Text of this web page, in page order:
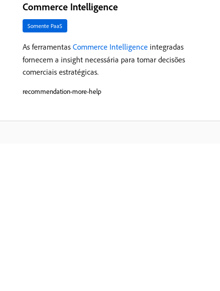
Commerce Intelligence
Somente PaaS
As ferramentas Commerce Intelligence integradas
fornecem a insight necessária para tomar decisões
comerciais estratégicas.
recommendation-more-help